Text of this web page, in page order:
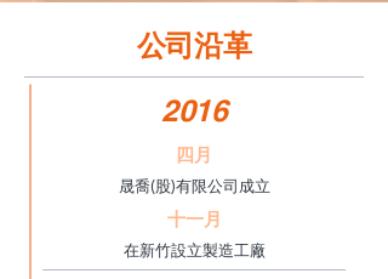
公司沿革
2016
四月
晟喬(股)有限公司成立
十一月
在新竹設立製造工廠